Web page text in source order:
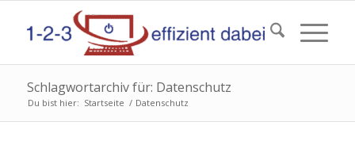
Schlagwortarchiv für: Datenschutz
Du bist hier: Startseite / Datenschutz